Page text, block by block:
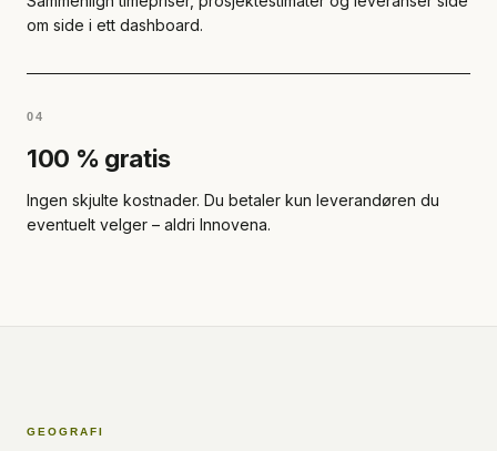
om side i ett dashboard.
04
100 % gratis
Ingen skjulte kostnader. Du betaler kun leverandøren du
eventuelt velger – aldri Innovena.
GEOGRAFI